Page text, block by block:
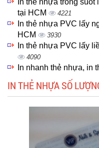
In thẻ nhựa trong
tại HCM
4221
In thẻ nhựa PVC lấy
HCM
3930
In thẻ nhựa PVC lấy
4090
In nhanh thẻ nhựa, in
IN THẺ NHỰA SỐ